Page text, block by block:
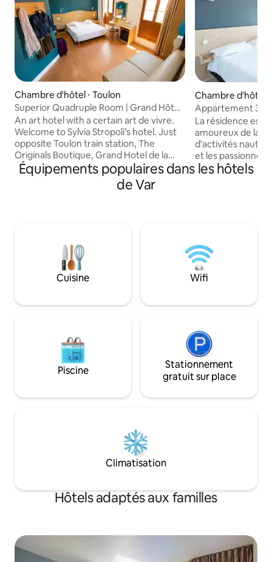
Chambre d'hôtel ⋅ Toulon
Superior Quadruple Room | Grand Hôtel
de la Gare
An art hotel with a certain art de vivre.
Welcome to Sylvia Stropoli’s hotel. Just
opposite Toulon train station, The
Originals Boutique, Grand Hotel de la
Gare, Toulonis popular with many guests
on stopovers, but also provides
comfortable budget accommodation to
well as the family atmosphere in this 3-
star establishment.
Chambre d'hôtel
Appartement 3
La résidence est
amoureux de la
d'activités
et les passionnés
Valescure à 6
terrasse.
une douche.
Équipements populaires dans les hôtels
de Var
Cuisine Wifi
Piscine
Stationnement
gratuit sur place
Climatisation
Hôtels adaptés aux familles